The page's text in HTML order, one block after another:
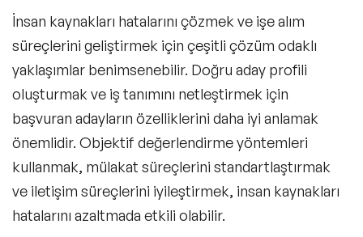
İnsan kaynakları hatalarını çözmek ve işe alım
süreçlerini geliştirmek için çeşitli çözüm odaklı
yaklaşımlar benimsenebilir. Doğru aday profili
oluşturmak ve iş tanımını netleştirmek için
başvuran adayların özelliklerini daha iyi anlamak
önemlidir. Objektif değerlendirme yöntemleri
kullanmak, mülakat süreçlerini standartlaştırmak
ve iletişim süreçlerini iyileştirmek, insan kaynakları
hatalarını azaltmada etkili olabilir.